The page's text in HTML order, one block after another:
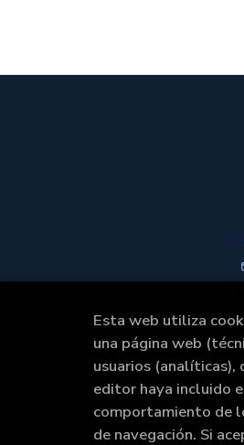
Esta web utiliza
una página web
usuarios (analíticas),
editor haya incluido
comportamiento de
de navegación. Si